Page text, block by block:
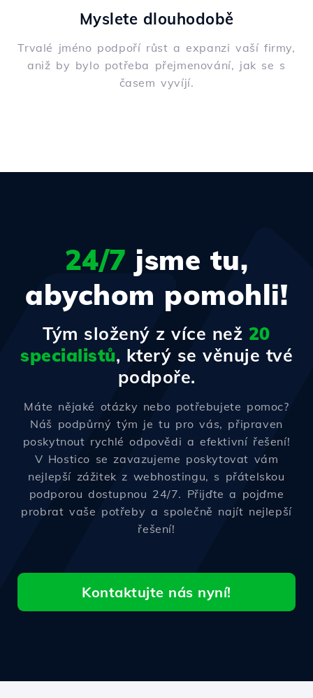
Myslete dlouhodobě
Trvalé jméno podpoří růst a expanzi vaší firmy,
aniž by bylo potřeba přejmenování, jak se s
časem vyvíjí.
24/7 jsme tu,
abychom pomohli!
Tým složený z více než 20
specialistů, který se věnuje tvé
podpoře.
Máte nějaké otázky nebo potřebujete pomoc?
Náš podpůrný tým je tu pro vás, připraven
poskytnout rychlé odpovědi a efektivní řešení!
V Hostico se zavazujeme poskytovat vám
nejlepší zážitek z webhostingu, s přátelskou
podporou dostupnou 24/7. Přijďte a pojďme
probrat vaše potřeby a společně najít nejlepší
řešení!
Kontaktujte nás nyní!